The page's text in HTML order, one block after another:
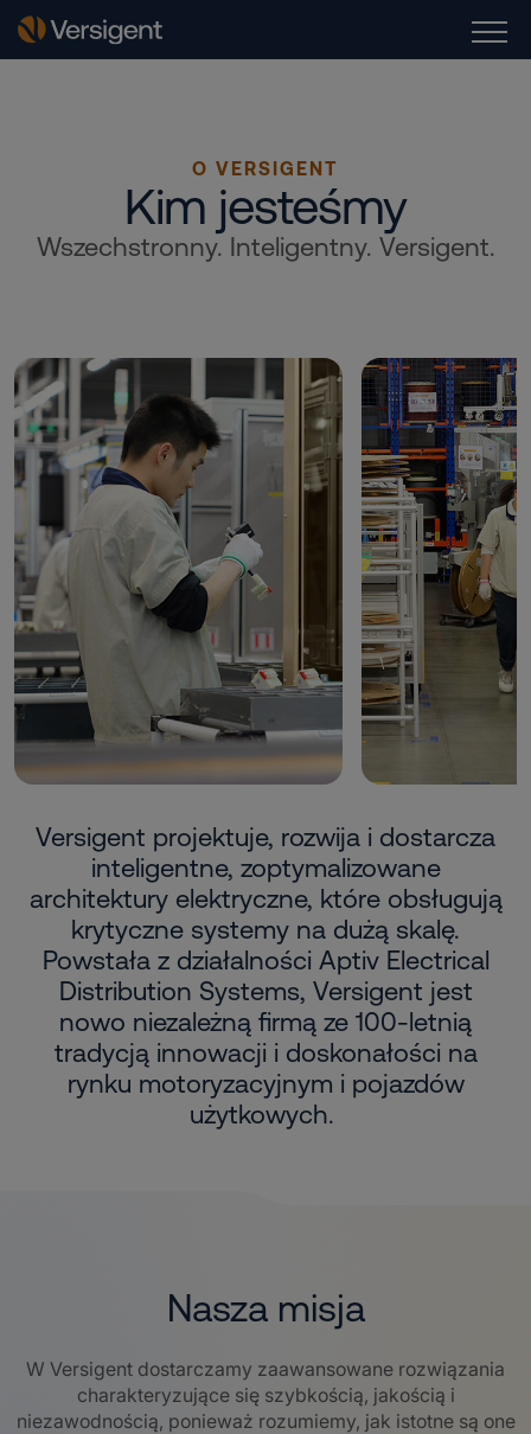
O VERSIGENT
Kim jesteśmy
Wszechstronny. Inteligentny. Versigent.
Versigent projektuje, rozwija i dostarcza
inteligentne, zoptymalizowane
architektury elektryczne, które obsługują
krytyczne systemy na dużą skalę.
Powstała z działalności Aptiv Electrical
Distribution Systems, Versigent jest
nowo niezależną firmą ze 100-letnią
tradycją innowacji i doskonałości na
rynku motoryzacyjnym i pojazdów
użytkowych.
Nasza misja
W Versigent dostarczamy zaawansowane rozwiązania
charakteryzujące się szybkością, jakością i
niezawodnością, ponieważ rozumiemy, jak istotne są one